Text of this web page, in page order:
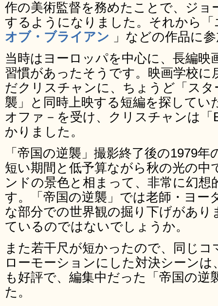
作の美術監督を務めたことで、ジョ
するようになりました。それから
オブ・ブライアン
」などの作品に
当時はヨーロッパを中心に、長編映
習慣があったそうです。映画学校
だクリスチャンに、ちょうど「ス
襲」と同時上映する短編を探してい
オファ－を受け、クリスチャンは「
かりました。
「帝国の逆襲」撮影終了後の1979
短い期間と低予算ながら秋の光の中
ンドの景色と相まって、非常に幻想
す。「帝国の逆襲」では老師・ヨー
な部分での世界観の掘り下げがあ
ているのではないでしょうか。
また若干尺が短かったので、同じ
ローモーションにした対決シーン
も好評で、編集中だった「帝国の逆
た。